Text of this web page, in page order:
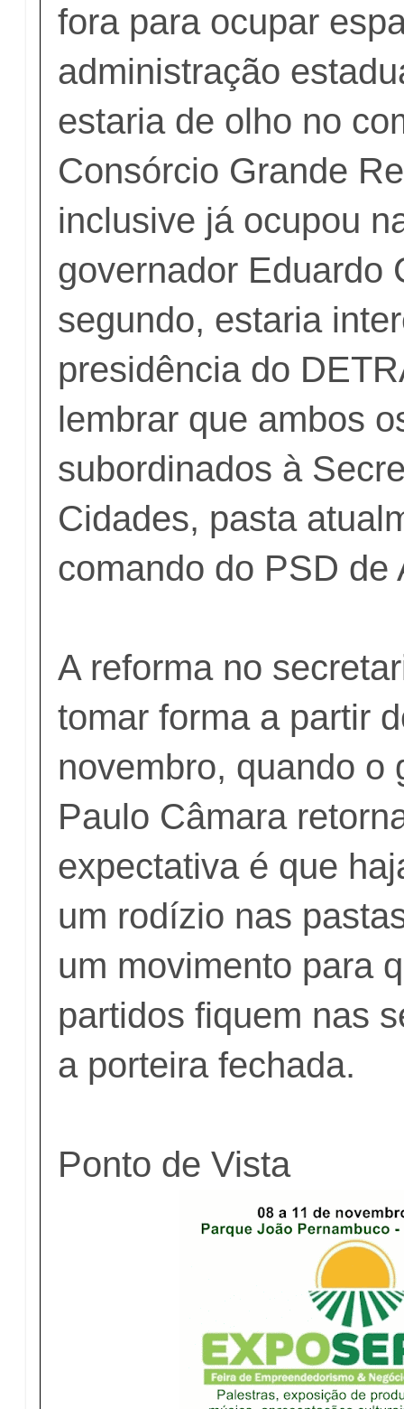
fora para ocupar
administração
estaria de olho no
Consórcio Grande
inclusive já ocupou
governador Eduardo
segundo, estaria
presidência do
lembrar que ambos
subordinados à
Cidades, pasta
comando do PSD de
A reforma no
tomar forma a partir
novembro, quando o
Paulo Câmara
expectativa é que
um rodízio nas
um movimento para
partidos fiquem nas
a porteira fechada.
Ponto de Vista